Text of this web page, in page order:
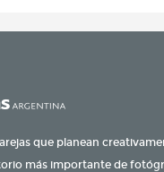
que planean
más importante de